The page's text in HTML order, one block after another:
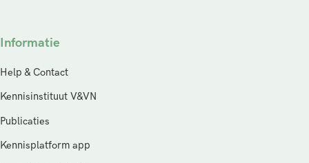
Informatie
Help & Contact
Kennisinstituut V&VN
Publicaties
Kennisplatform app